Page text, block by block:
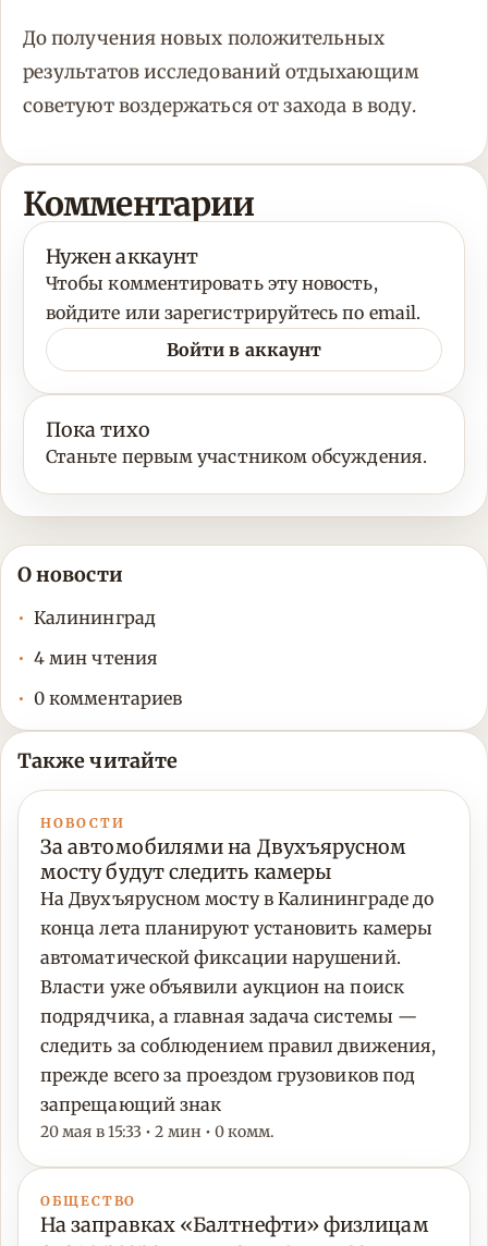
До получения новых положительных
результатов исследований отдыхающим
советуют воздержаться от захода в воду.
Комментарии
Нужен аккаунт
Чтобы комментировать эту новость,
войдите или зарегистрируйтесь по email.
Войти в аккаунт
Пока тихо
Станьте первым участником обсуждения.
О новости
Калининград
4 мин чтения
0 комментариев
Также читайте
НОВОСТИ
За автомобилями на Двухъярусном
мосту будут следить камеры
На Двухъярусном мосту в Калининграде до
конца лета планируют установить камеры
автоматической фиксации нарушений.
Власти уже объявили аукцион на поиск
подрядчика, а главная задача системы —
следить за соблюдением правил движения,
прежде всего за проездом грузовиков под
запрещающий знак
20 мая в 15:33 • 2 мин • 0 комм.
ОБЩЕСТВО
На заправках «Балтнефти» физлицам